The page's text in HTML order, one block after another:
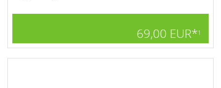
69,00 EUR*1